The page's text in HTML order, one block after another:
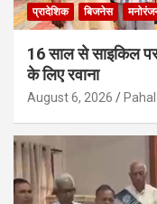
प्रादेशिक
बिजनेस
16 साल से साइकिल
के लिए रवाना
August 6, 2026